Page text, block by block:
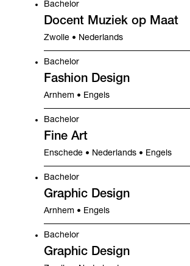
Bachelor
Docent Muziek op Maat
Zwolle • Nederlands
Bachelor
Fashion Design
Arnhem • Engels
Bachelor
Fine Art
Enschede • Nederlands • Engels
Bachelor
Graphic Design
Arnhem • Engels
Bachelor
Graphic Design